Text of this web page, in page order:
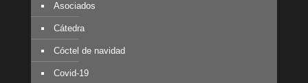
Asociados
Cátedra
Cóctel de navidad
Covid-19